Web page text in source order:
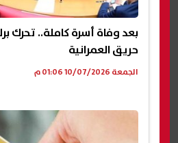
بعد وفاة أسرة كاملة.. تحرك
حريق العمرانية
الجمعة 10/07/2026 01:06 م